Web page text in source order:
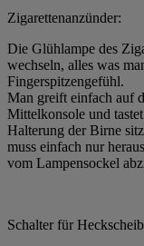
Zigarettenanzünder:
Die Glühlampe des
wechseln, alles was
Fingerspitzengefühl.
Man greift einfach auf
Mittelkonsole und
Halterung der Birne
muss einfach nur
vom Lampensockel
Schalter für